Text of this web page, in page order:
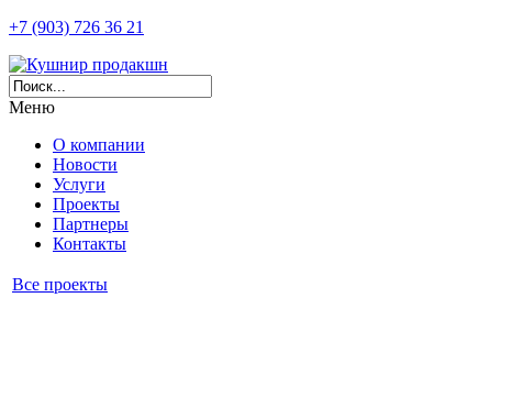
+7 (903) 726 36 21
Меню
О компании
Новости
Услуги
Проекты
Партнеры
Контакты
Все проекты